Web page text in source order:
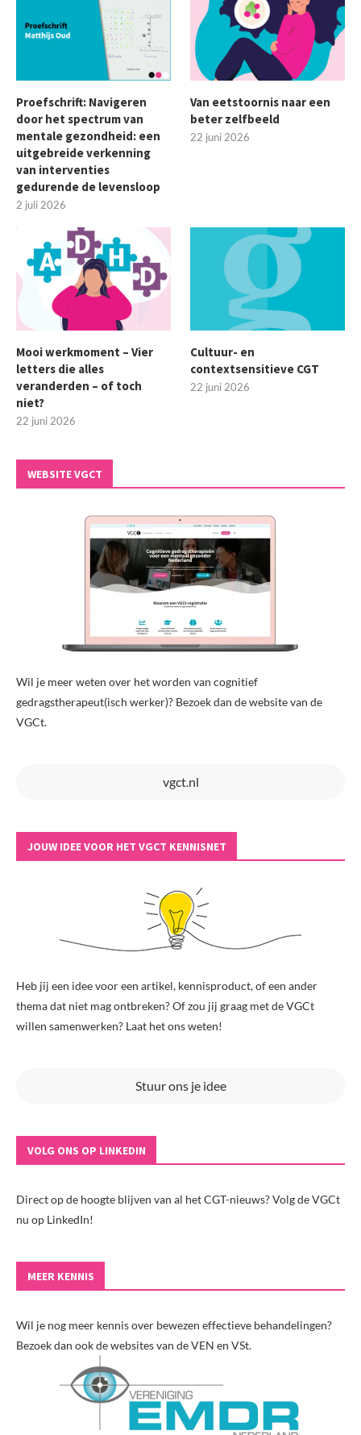
Proefschrift: Navigeren
door het spectrum van
mentale gezondheid: een
uitgebreide verkenning
van interventies
gedurende de levensloop
2 juli 2026
Van eetstoornis naar een
beter zelfbeeld
22 juni 2026
Mooi werkmoment – Vier
letters die alles
veranderden – of toch
niet?
22 juni 2026
Cultuur- en
contextsensitieve CGT
22 juni 2026
WEBSITE VGCT
Wil je meer weten over het worden van cognitief
gedragstherapeut(isch werker)? Bezoek dan de website van de
VGCt.
vgct.nl
JOUW IDEE VOOR HET VGCT KENNISNET
Heb jij een idee voor een artikel, kennisproduct, of een ander
thema dat niet mag ontbreken? Of zou jij graag met de VGCt
willen samenwerken? Laat het ons weten!
Stuur ons je idee
VOLG ONS OP LINKEDIN
Direct op de hoogte blijven van al het CGT-nieuws? Volg de VGCt
nu op LinkedIn!
MEER KENNIS
Wil je nog meer kennis over bewezen effectieve behandelingen?
Bezoek dan ook de websites van de VEN en VSt.